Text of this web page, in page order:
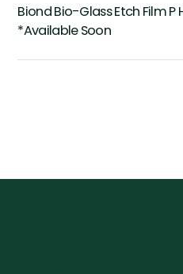
Biond Bio-Glass Etch Film P
*Available Soon